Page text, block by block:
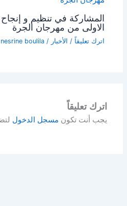
المشاركة في تنظيم و
الاولى من مهرجان الجرة
اترك تعليقاً / الأخبار / By
nesrine boulila
اترك تعليقاً
يجب أنت تكون مسجل الدخول